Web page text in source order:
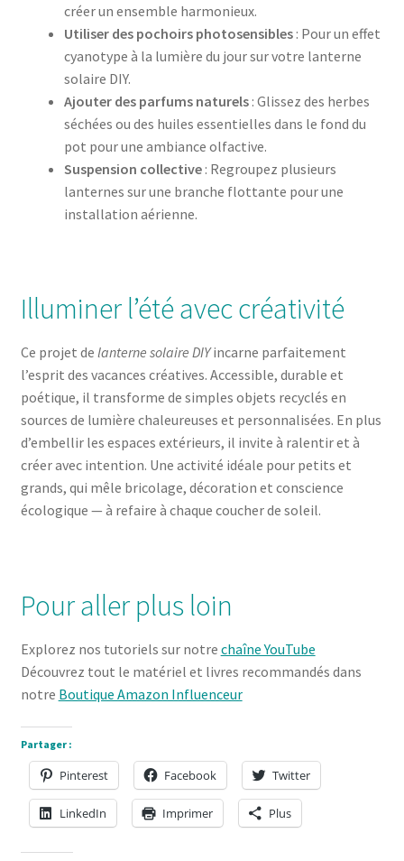
créer un ensemble harmonieux.
Utiliser des pochoirs photosensibles: Pour un effet
cyanotype à la lumière du jour sur votre lanterne
solaire DIY.
Ajouter des parfums naturels: Glissez des herbes
séchées ou des huiles essentielles dans le fond du
pot pour une ambiance olfactive.
Suspension collective: Regroupez plusieurs
lanternes sur une branche flottante pour une
installation aérienne.
Illuminer l’été avec créativité
Ce projet de lanterne solaire DIYincarne parfaitement
l’esprit des vacances créatives. Accessible, durable et
poétique, il transforme de simples objets recyclés en
sources de lumière chaleureuses et personnalisées. En plus
d’embellir les espaces extérieurs, il invite à ralentir et à
créer avec intention. Une activité idéale pour petits et
grands, qui mêle bricolage, décoration et conscience
écologique — à refaire à chaque coucher de soleil.
Pour aller plus loin
Explorez nos tutoriels sur notre chaîne YouTube
Découvrez tout le matériel et livres recommandés dans
notre Boutique Amazon Influenceur
Partager :
Pinterest Facebook Twitter
LinkedIn Imprimer Plus